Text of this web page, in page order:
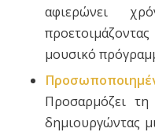
αφιερώνει
μουσικό
Προσαρμόζει
δημιουργώντας